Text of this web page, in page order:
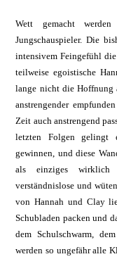
Wett gemacht
Jungschauspieler. Die
intensivem Feingefühl
teilweise egoistische
lange nicht die Hoffnung
anstrengender
Zeit auch anstrengend
letzten Folgen gelingt
gewinnen, und diese
als einziges wirklich
verständnislose und
von Hannah und Clay
Schubladen packen und
dem Schulschwarm,
werden so ungefähr alle